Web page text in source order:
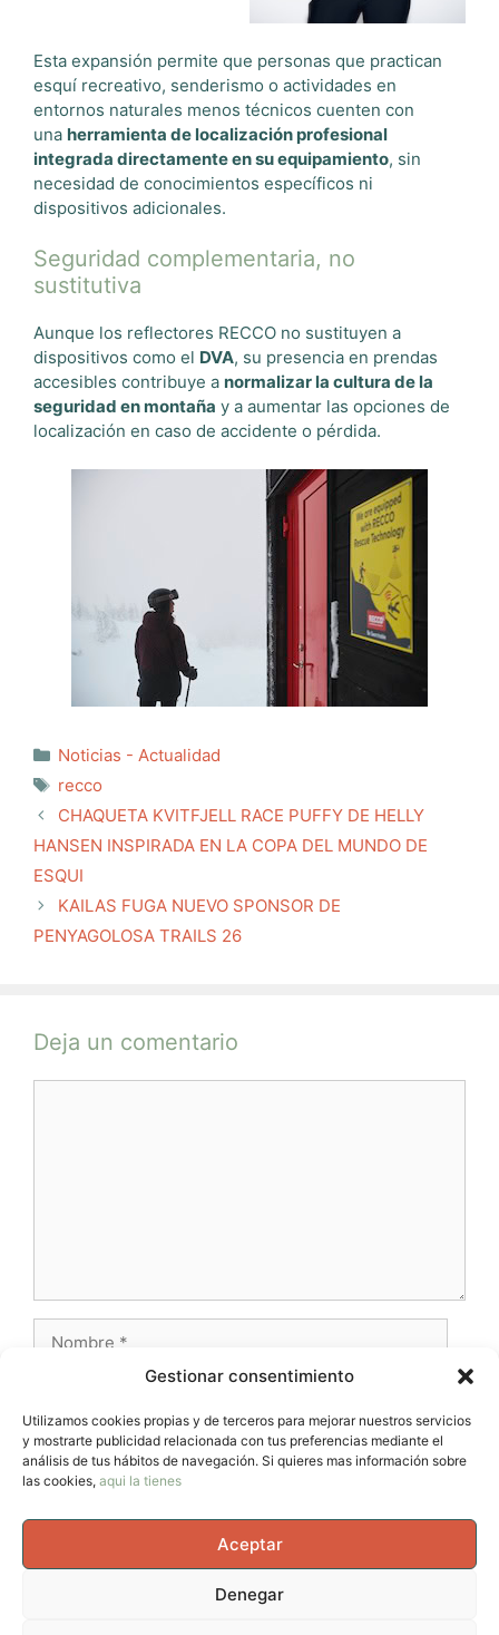
Gestionar consentimiento
Utilizamos cookies propias y de terceros para mejorar nuestros servicios
y mostrarte publicidad relacionada con tus preferencias mediante el
análisis de tus hábitos de navegación. Si quieres mas información sobre
las cookies, aqui la tienes
Aceptar
Denegar
Esta expansión permite que personas que practican
esquí recreativo, senderismo o actividades en
entornos naturales menos técnicos cuenten con
una herramienta de localización profesional
integrada directamente en su equipamiento, sin
necesidad de conocimientos específicos ni
dispositivos adicionales.
Seguridad complementaria, no
sustitutiva
Aunque los reflectores RECCO no sustituyen a
dispositivos como el DVA, su presencia en prendas
accesibles contribuye a normalizar la cultura de la
seguridad en montaña y a aumentar las opciones de
localización en caso de accidente o pérdida.
Categorías
Noticias - Actualidad
Etiquetas
recco
CHAQUETA KVITFJELL RACE PUFFY DE HELLY
HANSEN INSPIRADA EN LA COPA DEL MUNDO DE
ESQUI
KAILAS FUGA NUEVO SPONSOR DE
PENYAGOLOSA TRAILS 26
Deja un comentario
electrónico
Web